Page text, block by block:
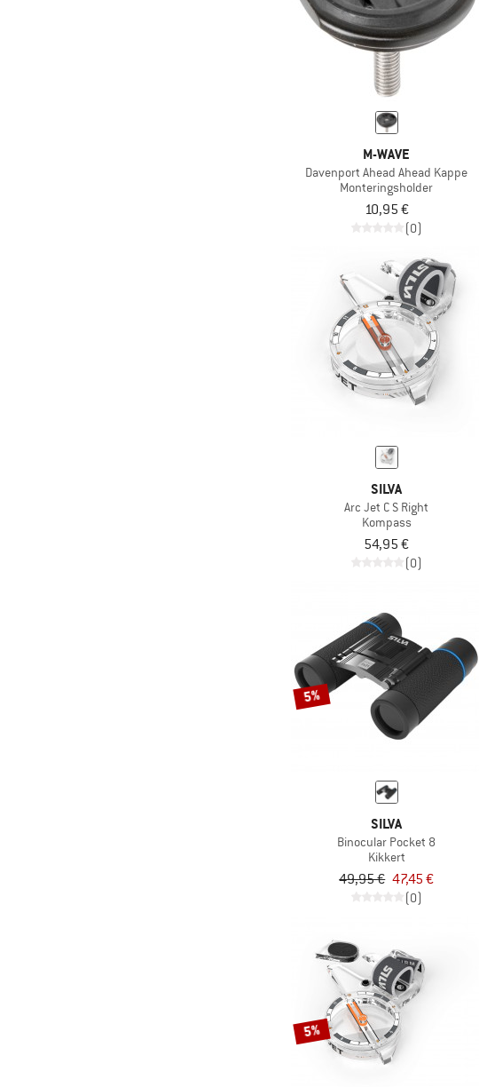
M-WAVE
Davenport Ahead Ahead Kappe
Monteringsholder
10,95 €
(0)
SILVA
Arc Jet C S Right
Kompass
54,95 €
(0)
5%
SILVA
Binocular Pocket 8
Kikkert
49,95 € 47,45 €
(0)
5%